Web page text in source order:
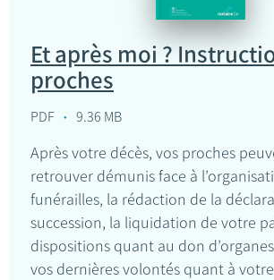
Et après moi ?
proches
PDF 9.36 MB
Après votre décès, vos proches
retrouver démunis face à
funérailles, la rédaction de la
succession, la liquidation de votre
dispositions quant au don
vos dernières volontés quant à